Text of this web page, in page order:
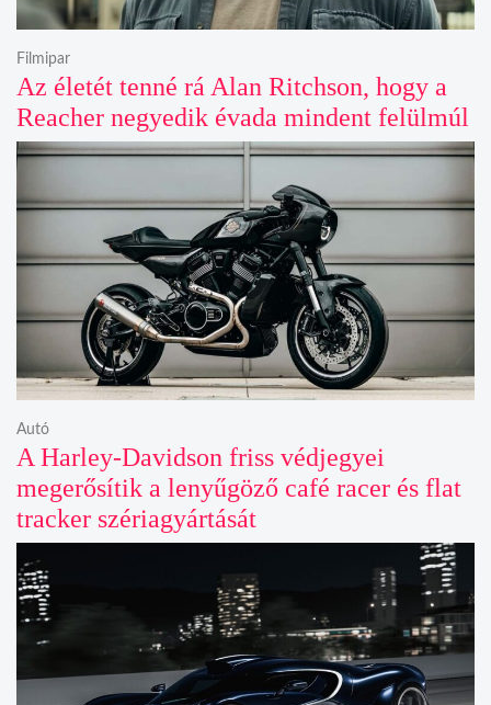
Az életét tenné rá Alan Ritchson, hogy a
Reacher negyedik évada mindent felülmúl
Filmipar
A Harley-Davidson friss védjegyei
megerősítik a lenyűgöző café racer és flat
tracker szériagyártását
Autó